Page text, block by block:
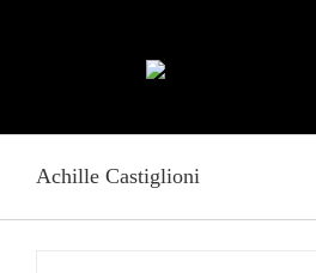
Achille Castiglioni